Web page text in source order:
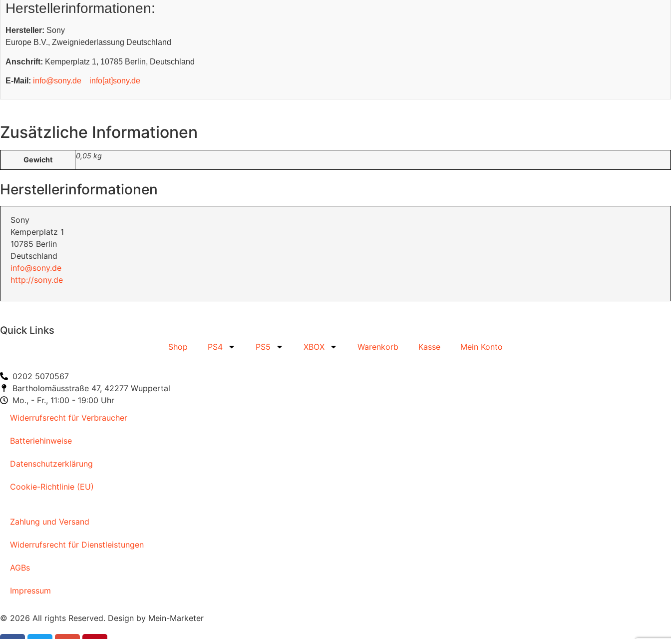
Herstellerinformationen:
Hersteller: Sony
Europe B.V., Zweigniederlassung Deutschland
Anschrift: Kemperplatz 1, 10785 Berlin, Deutschland
E-Mail: info@sony.de info[at]sony.de
Zusätzliche Informationen
Gewicht 0,05 kg
Herstellerinformationen
Sony
Kemperplatz 1
10785 Berlin
Deutschland
info@sony.de
http://sony.de
Quick Links
Shop PS4 PS5 XBOX Warenkorb Kasse Mein Konto
0202 5070567
Bartholomäusstraße 47, 42277 Wuppertal
Mo., - Fr., 11:00 - 19:00 Uhr
Widerrufsrecht für Verbraucher
Batteriehinweise
Datenschutzerklärung
Cookie-Richtlinie (EU)
Zahlung und Versand
Widerrufsrecht für Dienstleistungen
AGBs
Impressum​
© 2026 All rights Reserved. Design by Mein-Marketer